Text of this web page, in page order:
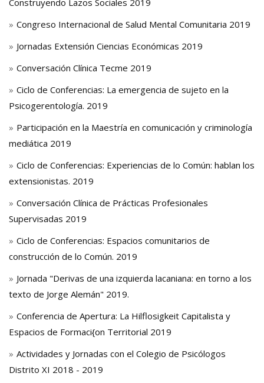
Construyendo Lazos Sociales 2019
Congreso Internacional de Salud Mental Comunitaria 2019
Jornadas Extensión Ciencias Económicas 2019
Conversación Clínica Tecme 2019
Ciclo de Conferencias: La emergencia de sujeto en la
Psicogerentología. 2019
Participación en la Maestría en comunicación y criminología
mediática 2019
Ciclo de Conferencias: Experiencias de lo Común: hablan los
extensionistas. 2019
Conversación Clínica de Prácticas Profesionales
Supervisadas 2019
Ciclo de Conferencias: Espacios comunitarios de
construcción de lo Común. 2019
Jornada "Derivas de una izquierda lacaniana: en torno a los
texto de Jorge Alemán" 2019.
Conferencia de Apertura: La Hilflosigkeit Capitalista y
Espacios de Formaci{on Territorial 2019
Actividades y Jornadas con el Colegio de Psicólogos
Distrito XI 2018 - 2019